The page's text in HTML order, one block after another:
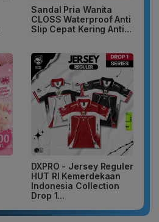
Sandal Pria Wanita
CLOSS Waterproof Anti
Slip Cepat Kering Anti...
DXPRO - Jersey Reguler
HUT RI Kemerdekaan
Indonesia Collection
Drop 1...